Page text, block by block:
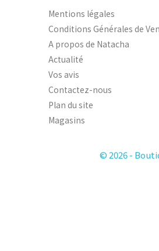
Mentions légales
Conditions Générales de
A propos de Natacha
Actualité
Vos avis
Contactez-nous
Plan du site
Magasins
© 2026 -